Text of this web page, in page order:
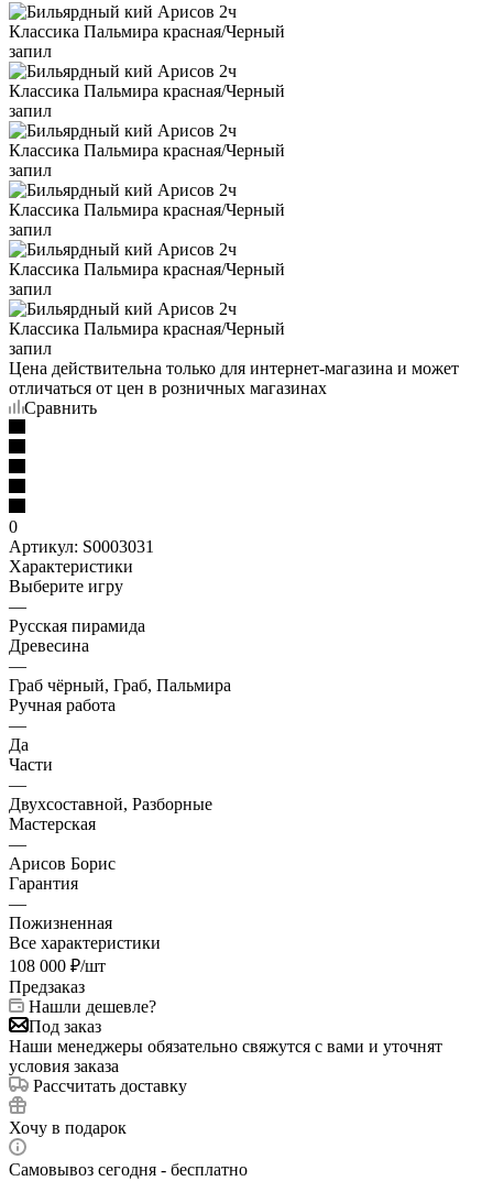
Цена действительна только для интернет-магазина и может
отличаться от цен в розничных магазинах
Сравнить
0
Артикул: S0003031
Характеристики
Выберите игру
—
Русская пирамида
Древесина
—
Граб чёрный, Граб, Пальмира
Ручная работа
—
Да
Части
—
Двухсоставной, Разборные
Мастерская
—
Арисов Борис
Гарантия
—
Пожизненная
Все характеристики
108 000 ₽/шт
Предзаказ
Нашли дешевле?
Под заказ
Наши менеджеры обязательно свяжутся с вами и уточнят
условия заказа
Рассчитать доставку
Хочу в подарок
Самовывоз сегодня - бесплатно